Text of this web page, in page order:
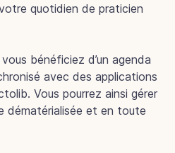
quotidien de praticien
bénéficiez d’un agenda
avec des applications
Vous pourrez ainsi gérer
dématérialisée et en toute